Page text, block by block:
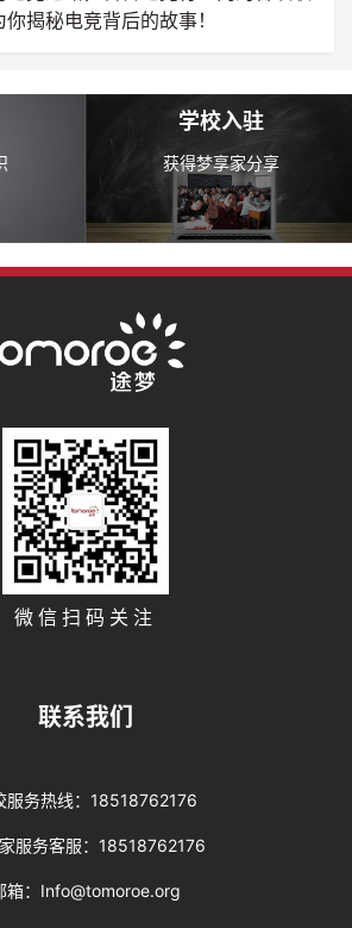
揭秘电竞背后的故事！
学校入驻
获得梦享家分享
微信扫码关注
联系我们
服务热线：18518762176
服务客服：18518762176
箱：Info@tomoroe.org